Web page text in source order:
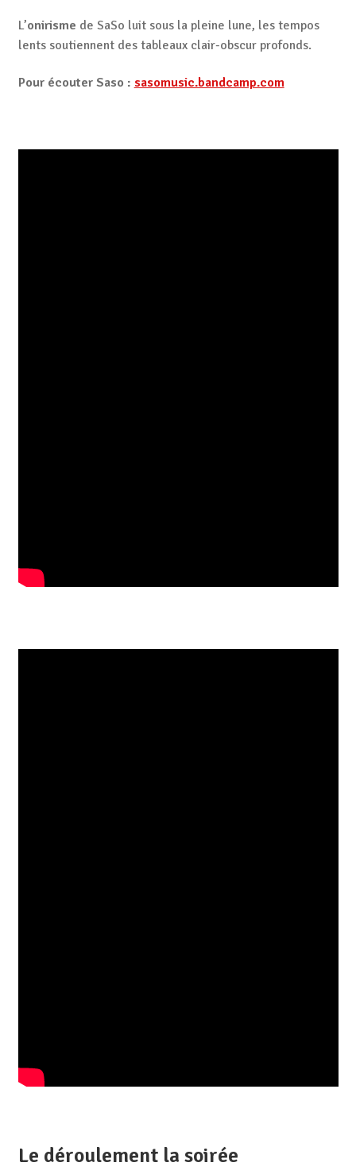
L’onirisme de SaSo luit sous la pleine lune, les tempos
lents soutiennent des tableaux clair-obscur profonds.
Pour écouter Saso : sasomusic.bandcamp.com
Le déroulement la soirée